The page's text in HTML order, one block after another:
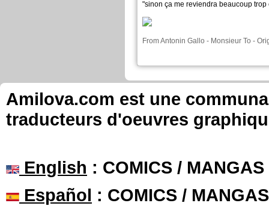
"sinon ça me reviendra beaucoup trop
FromAntonin Gallo - Monsieur To -
Amilova.com est une
traducteurs d'oeuvres
English : COMICS /
Español : COMICS /